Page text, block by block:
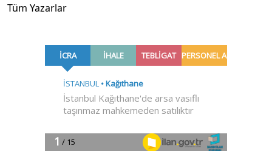
Tüm Yazarlar